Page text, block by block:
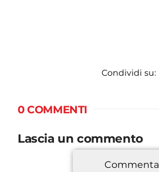
Condividi su:
0 COMMENTI
Lascia un commento
*
Commenta